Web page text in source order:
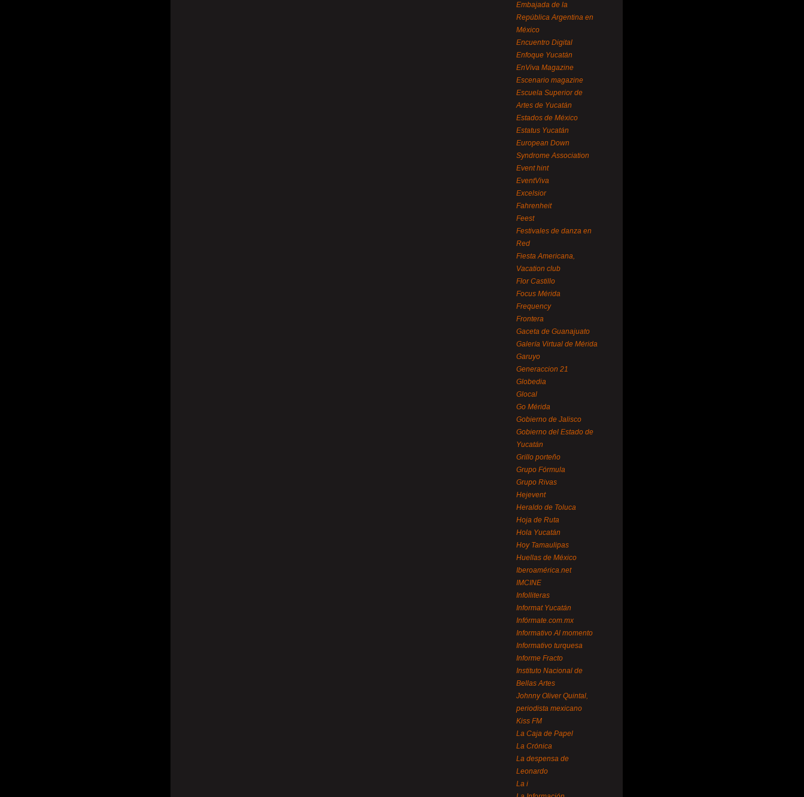
Embajada de la
República Argentina en
México
Encuentro Digital
Enfoque Yucatán
EnViva Magazine
Escenario magazine
Escuela Superior de
Artes de Yucatán
Estados de México
Estatus Yucatán
European Down
Syndrome Association
Event hint
EventViva
Excelsior
Fahrenheit
Feest
Festivales de danza en
Red
Fiesta Americana,
Vacation club
Flor Castillo
Focus Mérida
Frequency
Frontera
Gaceta de Guanajuato
Galería Virtual de Mérida
Garuyo
Generaccion 21
Globedia
Glocal
Go Mérida
Gobierno de Jalisco
Gobierno del Estado de
Yucatán
Grillo porteño
Grupo Fórmula
Grupo Rivas
Hejevent
Heraldo de Toluca
Hoja de Ruta
Hola Yucatán
Hoy Tamaulipas
Huellas de México
Iberoamérica.net
IMCINE
Infolliteras
Informat Yucatán
Infórmate.com.mx
Informativo Al momento
Informativo turquesa
Informe Fracto
Instituto Nacional de
Bellas Artes
Johnny Oliver Quintal,
periodista mexicano
Kiss FM
La Caja de Papel
La Crónica
La despensa de
Leonardo
La i